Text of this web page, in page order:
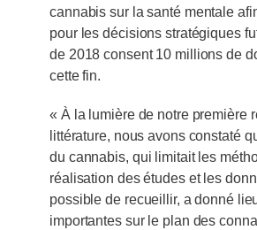
cannabis sur la santé mentale
pour les décisions stratégiques
de 2018 consent 10 millions de
cette fin.
« À la lumière de notre première
littérature, nous avons constaté
du cannabis, qui limitait les
réalisation des études et les
possible de recueillir, a donné
importantes sur le plan des